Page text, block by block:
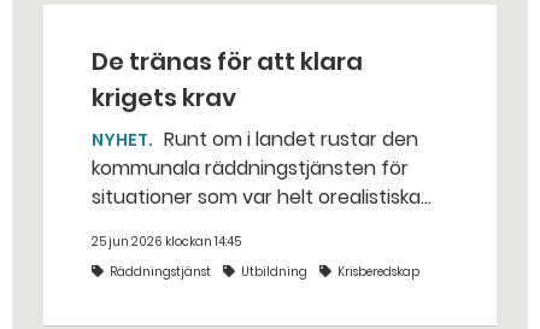
De tränas för att klara
krigets krav
NYHET
kommunala räddningstjänsten för
situationer som var helt orealistiska
bakhåll, utspridda granater och hot
från livsfarliga drönare i det
25 jun 2026 klockan 14:45
Räddningstjänst
Utbildning Krisberedskap